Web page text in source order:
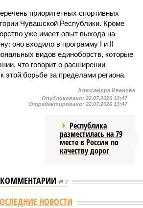
приоритетных спортивных
Чувашской Республики. Кроме
уже имеет опыт выхода на
оно входило в программу I и II
видов единоборств, которые
что говорит о расширении
этой борьбе за пределами региона.
Александра Иванова
Опубликовано: 22.07.2026 13:47
Отредактировано: 22.07.2026 13:47
Республика
разместилась на 79
месте в России по
качеству дорог
КОММЕНТАРИИ 0
НОВОСТИ